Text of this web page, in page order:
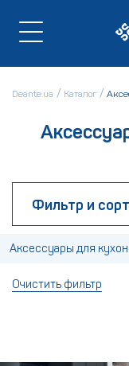
Deante.ua Каталог
Фильтр и
Аксессуары для
Очистить фильтр